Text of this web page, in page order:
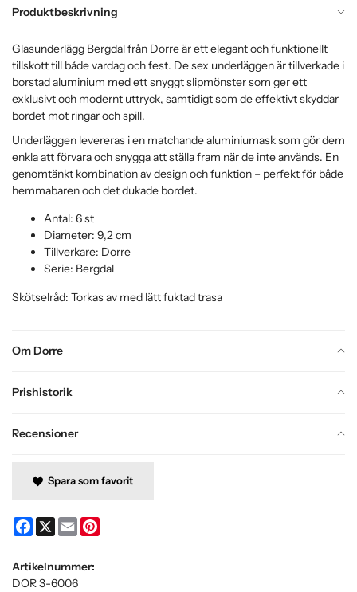
Produktbeskrivning
Om Dorre
Prishistorik
Recensioner
Glasunderlägg Bergdal från Dorre är ett elegant och funktionellt
tillskott till både vardag och fest. De sex underläggen är tillverkade i
borstad aluminium med ett snyggt slipmönster som ger ett
exklusivt och modernt uttryck, samtidigt som de effektivt skyddar
bordet mot ringar och spill.
Underläggen levereras i en matchande aluminiumask som gör dem
enkla att förvara och snygga att ställa fram när de inte används. En
genomtänkt kombination av design och funktion – perfekt för både
hemmabaren och det dukade bordet.
Antal: 6 st
Diameter: 9,2 cm
Tillverkare: Dorre
Serie: Bergdal
Skötselråd: Torkas av med lätt fuktad trasa
Spara som favorit
Facebook
X Email
Artikelnummer:
DOR 3-6006